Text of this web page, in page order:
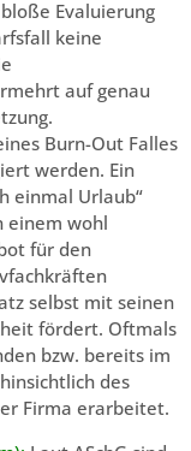
Evaluierung
keine
auf genau
Burn-Out Falles
werden. Ein
einmal Urlaub“
einem wohl
für den
selbst mit seinen
fördert. Oftmals
bzw. bereits im
des
Firma erarbeitet.